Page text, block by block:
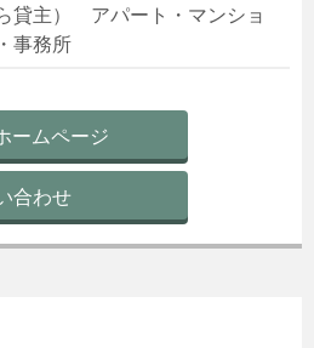
貸主） アパート・マンショ
事務所
ームページ
合わせ